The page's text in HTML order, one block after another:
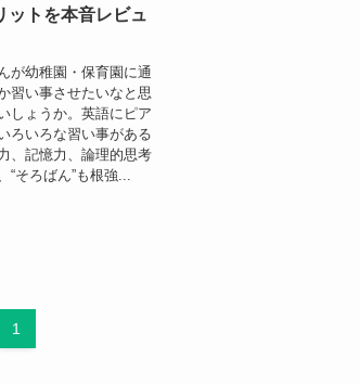
ットを本音レビュ
が幼稚園・保育園に通
習い事させたいなと思
しょうか。英語にピア
ろいろな習い事がある
、記憶力、論理的思考
そろばん”も根強...
1